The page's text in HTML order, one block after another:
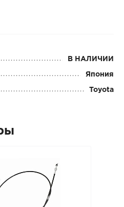
В НАЛИЧИИ
Япония
Toyota